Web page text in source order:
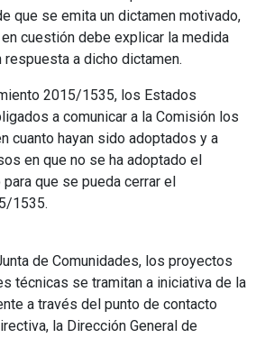
que se emita un dictamen motivado,
cuestión debe explicar la medida
respuesta a dicho dictamen.
2015/1535, los Estados
a comunicar a la Comisión los
cuanto hayan sido adoptados y a
en que no se ha adoptado el
que se pueda cerrar el
1535.
de Comunidades, los proyectos
técnicas se tramitan a iniciativa de la
a través del punto de contacto
la Dirección General de